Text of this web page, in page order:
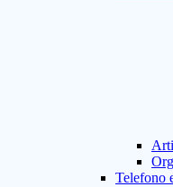
Telefono